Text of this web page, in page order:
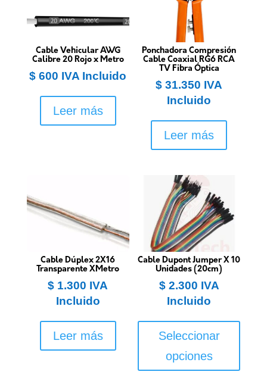
Cable Vehicular AWG
Calibre 20 Rojo x Metro
$ 600 IVA Incluido
Leer más
Ponchadora Compresión
Cable Coaxial RG6 RCA
TV Fibra Óptica
$ 31.350 IVA
Incluido
Leer más
Cable Dúplex 2X16
Transparente XMetro
$ 1.300 IVA
Incluido
Leer más
Cable Dupont Jumper X 10
Unidades (20cm)
$2.300 IVA
Incluido
Seleccionar
opciones